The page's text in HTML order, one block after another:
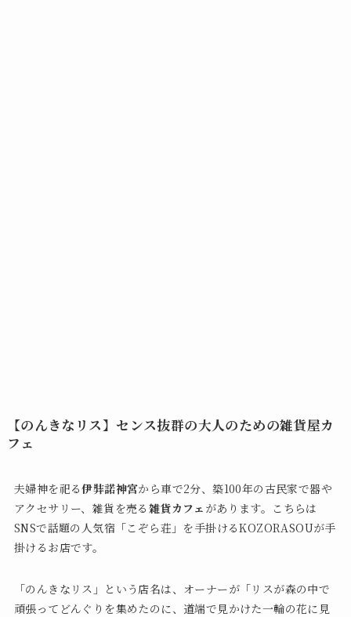
【のんきなリス】センス抜群の大人のための雑貨屋カ
フェ
夫婦神を祀る伊弉諾神宮から車で2分、築100年の古民家で器や
アクセサリー、雑貨を売る 雑貨カフェ があります。こちらは
SNSで話題の人気宿「こぞら荘」を手掛けるKOZORASOUが手
掛けるお店です。
「のんきなリス」という店名は、オーナーが「リスが森の中で
頑張ってどんぐりを集めたのに、道端で見かけた一輪の花に見